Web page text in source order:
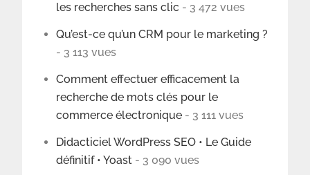
les recherches sans clic - 3 472 vues
Qu’est-ce qu’un CRM pour le marketing ?
- 3 113 vues
Comment effectuer efficacement la
recherche de mots clés pour le
commerce électronique - 3 111 vues
Didacticiel WordPress SEO • Le Guide
définitif • Yoast - 3 090 vues